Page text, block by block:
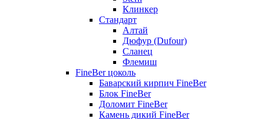
Клинкер
Стандарт
Алтай
Дюфур (Dufour)
Сланец
Флемиш
FineBer цоколь
Баварский кирпич FineBer
Блок FineBer
Доломит FineBer
Камень дикий FineBer